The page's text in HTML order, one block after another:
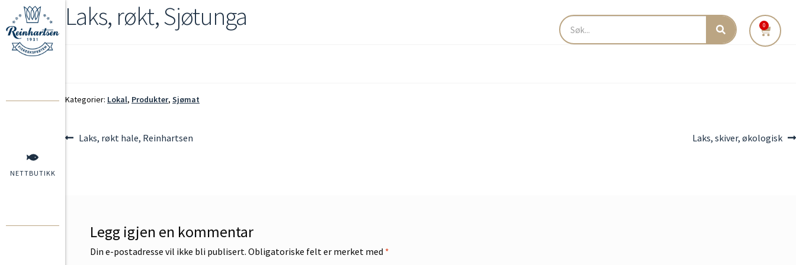
NETTBUTIKK
0
Laks, røkt, Sjøtunga
Kategorier: Lokal, Produkter, Sjømat
Laks, røkt hale, Reinhartsen Laks, skiver, økologisk
Legg igjen en kommentar
Din e-postadresse vil ikke bli publisert. Obligatoriske felt er merket med *